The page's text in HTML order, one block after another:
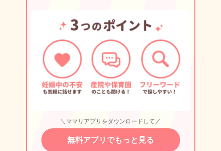
＼ママリアプリをダウンロードして／
無料アプリでもっと見る